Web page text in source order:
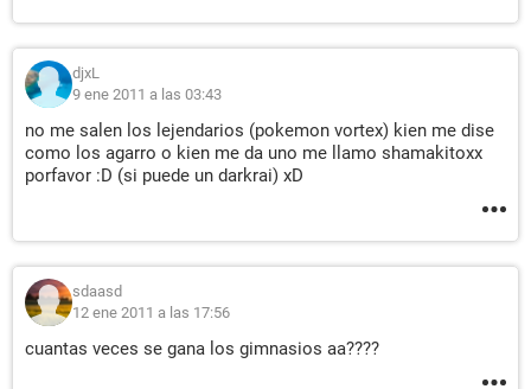
djxL
9 ene 2011 a las 03:43
no me salen los lejendarios (pokemon vortex) kien me dise
como los agarro o kien me da uno me llamo shamakitoxx
porfavor :D (si puede un darkrai) xD
sdaasd
12 ene 2011 a las 17:56
cuantas veces se gana los gimnasios aa????